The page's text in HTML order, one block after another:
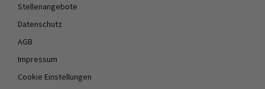
Stellenangebote
Datenschutz
AGB
Impressum
Cookie Einstellungen